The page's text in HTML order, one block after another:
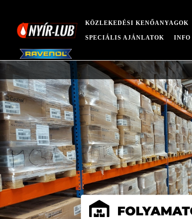
KÖZLEKEDÉSI KENŐANYAGOK
SPECIÁLIS AJÁNLATOK INFO